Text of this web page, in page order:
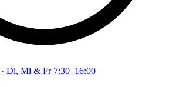
· Di, Mi & Fr 7:30–16:00